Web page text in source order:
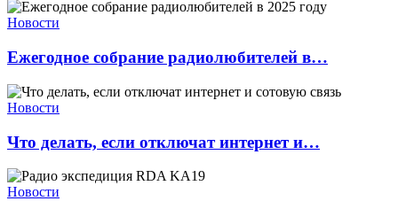
Новости
Ежегодное собрание радиолюбителей в…
Новости
Что делать, если отключат интернет и…
Новости